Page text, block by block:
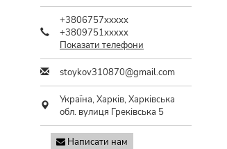
+3806757xxxxx
+3809751xxxxx
Показати телефони
stoykov310870@gmail.com
Україна,Харків,Харківська
обл. вулиця Греківська 5
Написати нам